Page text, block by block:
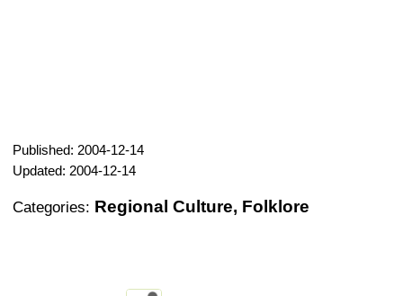
Published: 2004-12-14
Updated: 2004-12-14
Categories: Regional Culture, Folklore